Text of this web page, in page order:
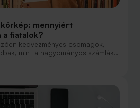
körkép: mennyiért
a fiatalok?
kedvezményes csomagok,
mint a hagyományos számlák.
nem is kevés az a költség, ezért
akár már kisgyerekként.